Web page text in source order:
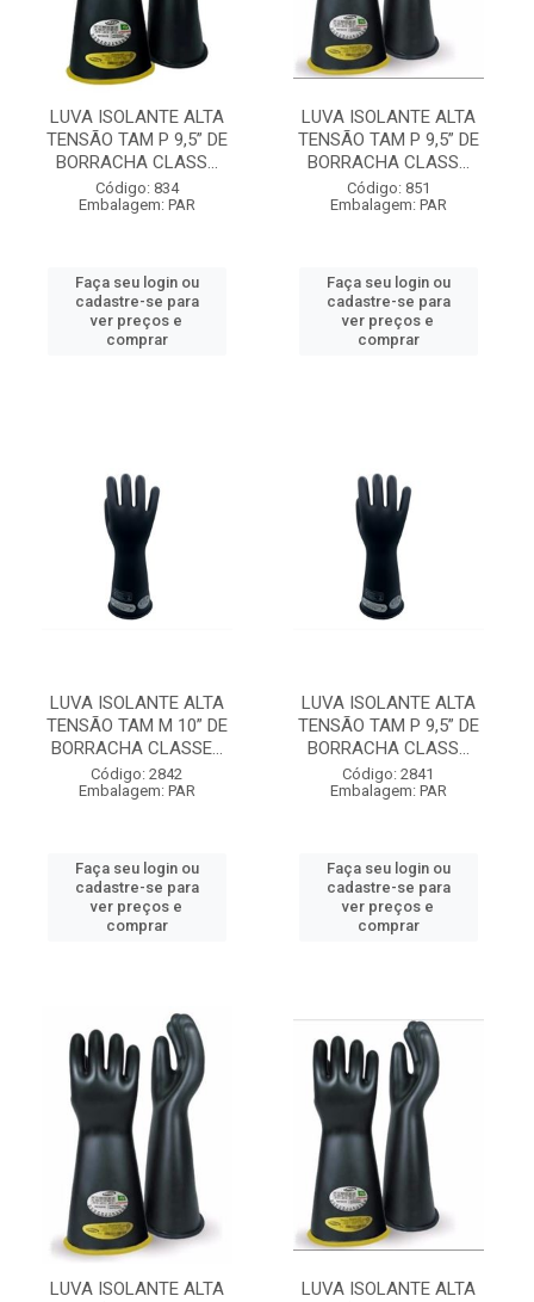
LUVA ISOLANTE ALTA
TENSÃO TAM P 9,5” DE
BORRACHA CLASS...
Código: 834
Embalagem: PAR
Faça seu login ou
cadastre-se para
ver preços e
comprar
LUVA ISOLANTE ALTA
TENSÃO TAM P 9,5” DE
BORRACHA CLASS...
Código: 851
Embalagem: PAR
Faça seu login ou
cadastre-se para
ver preços e
comprar
LUVA ISOLANTE ALTA
TENSÃO TAM M 10” DE
BORRACHA CLASSE...
Código: 2842
Embalagem: PAR
Faça seu login ou
cadastre-se para
ver preços e
comprar
LUVA ISOLANTE ALTA
TENSÃO TAM P 9,5” DE
BORRACHA CLASS...
Código: 2841
Embalagem: PAR
Faça seu login ou
cadastre-se para
ver preços e
comprar
LUVA ISOLANTE ALTA
LUVA ISOLANTE ALTA